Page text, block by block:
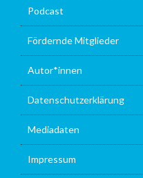
Podcast
Fördernde Mitglieder
Autor*innen
Datenschutzerklärung
Mediadaten
Impressum